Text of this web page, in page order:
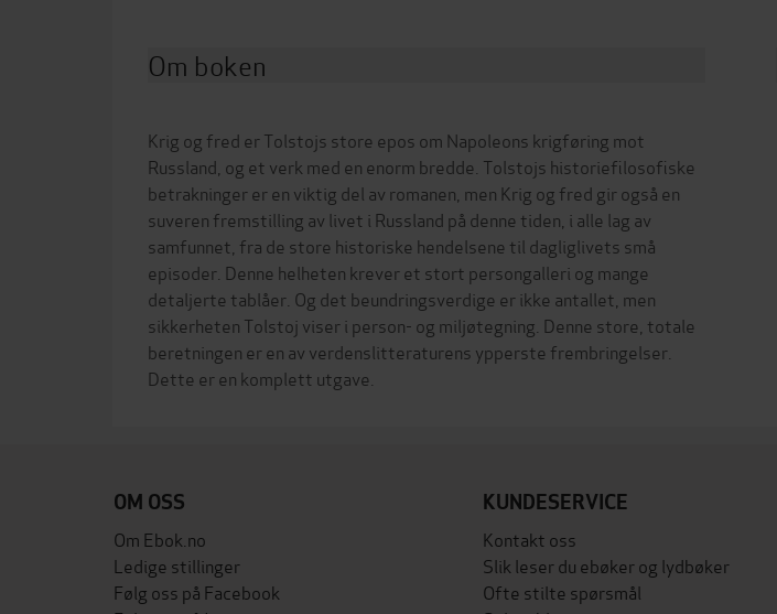
Om boken
Krig og fred er Tolstojs store epos om Napoleons krigføring mot
Russland, og et verk med en enorm bredde. Tolstojs historiefilosofiske
betrakninger er en viktig del av romanen, men Krig og fred gir også en
suveren fremstilling av livet i Russland på denne tiden, i alle lag av
samfunnet, fra de store historiske hendelsene til dagliglivets små
episoder. Denne helheten krever et stort persongalleri og mange
detaljerte tablåer. Og det beundringsverdige er ikke antallet, men
sikkerheten Tolstoj viser i person- og miljøtegning. Denne store, totale
beretningen er en av verdenslitteraturens ypperste frembringelser.
OM OSS
Om Ebok.no
Ledige stillinger
Følg oss på Facebook
KUNDESERVICE
Kontakt oss
Slik leser du ebøker og lydbøker
Ofte stilte spørsmål